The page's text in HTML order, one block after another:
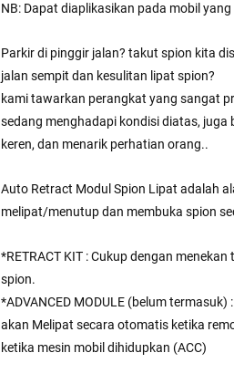
NB: Dapat diaplikasikan pada mobil
Parkir di pinggir jalan? takut spion kita
jalan sempit dan kesulitan lipat spion?
kami tawarkan perangkat yang sangat
sedang menghadapi kondisi diatas,
keren, dan menarik perhatian orang..
Auto Retract Modul Spion Lipat adalah
melipat/menutup dan membuka spion
*RETRACT KIT : Cukup dengan
spion.
*ADVANCED MODULE (belum
akan Melipat secara otomatis ketika
ketika mesin mobil dihidupkan (ACC)